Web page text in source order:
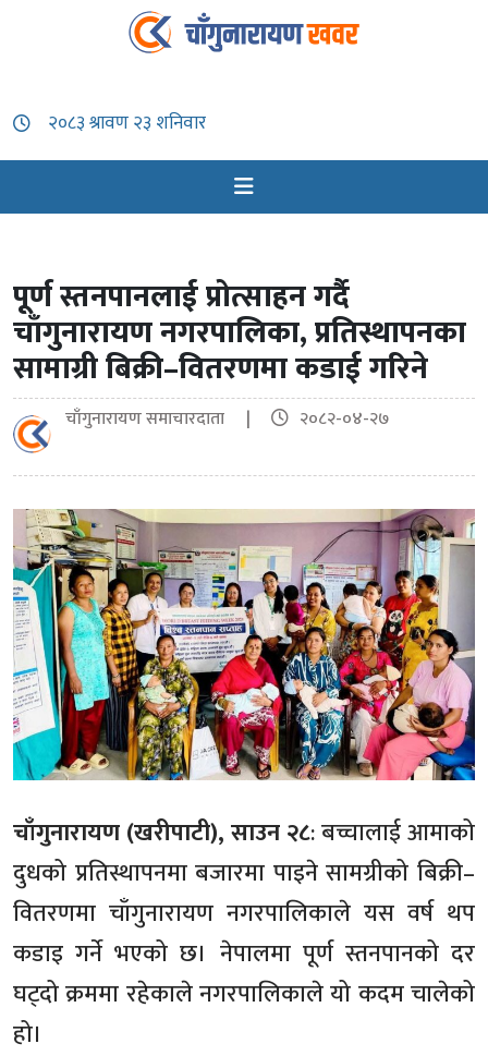
पूर्ण स्तनपानलाई प्रोत्साहन गर्दै
चाँगुनारायण नगरपालिका, प्रतिस्थापनका
सामाग्री बिक्री–वितरणमा कडाई गरिने
चाँगुनारायण समाचारदाता | २०८२-०४-२७
चाँगुनारायण (खरीपाटी), साउन २८: बच्चालाई आमाको
दुधको प्रतिस्थापनमा बजारमा पाइने सामग्रीको बिक्री–
वितरणमा चाँगुनारायण नगरपालिकाले यस वर्ष थप
कडाइ गर्ने भएको छ। नेपालमा पूर्ण स्तनपानको दर
घट्दो क्रममा रहेकाले नगरपालिकाले यो कदम चालेको
हो।